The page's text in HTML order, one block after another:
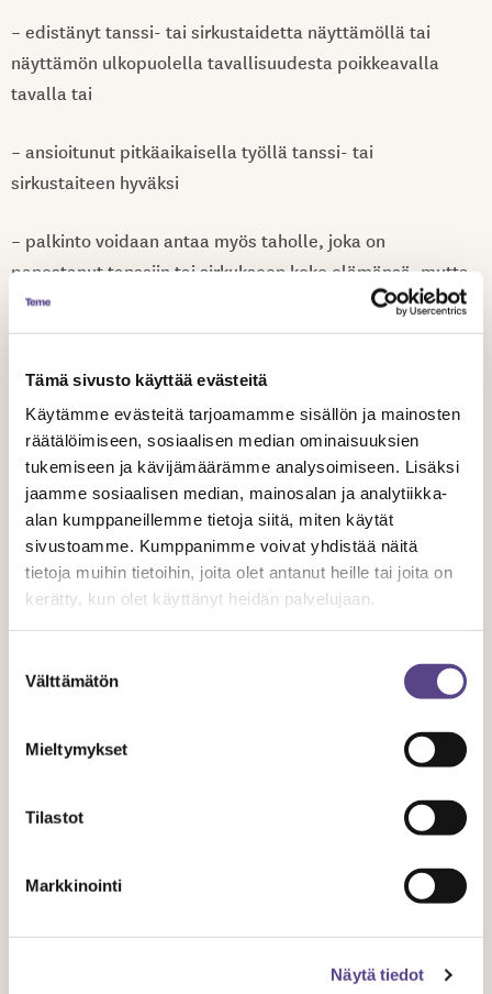
Tämä sivusto käyttää evästeitä
Käytämme evästeitä tarjoamamme sisällön ja mainosten
räätälöimiseen, sosiaalisen median ominaisuuksien
tukemiseen ja kävijämäärämme analysoimiseen. Lisäksi
jaamme sosiaalisen median, mainosalan ja analytiikka-
alan kumppaneillemme tietoja siitä, miten käytät
sivustoamme. Kumppanimme voivat yhdistää näitä
tietoja muihin tietoihin, joita olet antanut heille tai joita on
kerätty, kun olet käyttänyt heidän palvelujaan.
valinta
Välttämätön
Mieltymykset
Tilastot
Markkinointi
Näytä tiedot
– edistänyt tanssi- tai sirkustaidetta näyttämöllä tai
näyttämön ulkopuolella tavallisuudesta poikkeavalla
tavalla tai
– ansioitunut pitkäaikaisella työllä tanssi- tai
sirkustaiteen hyväksi
– palkinto voidaan antaa myös taholle, joka on
panostanut tanssiin tai sirkukseen koko elämänsä, mutta
ei aikaisemmin ole saanut ansaitsemaansa tunnustusta -
kannustamme ehdottamaan eri uransa vaiheissa olevia
mikäli palkintoa ei ole vielä ehdotettavalle taholle
myönnetty
Huom. Perustelujen maksimipituus on 0,5 sivua.
Ehdotukset meilitse viimeistään sunnuntaina 18.2.
mennessä STST:n puheenjohtajalle:sanni.kriikku@teme.fi
Palkinnon saajaa voi ehdottaa kuka tahansa asiasta
kiinnostunut. Jäsenyys Suomen tanssi- ja sirkustaiteilijat
ry:ssä ei ole edellytys ehdotuksen tekemiseksi.
Jaa artikkeli
Tilaa uutiskirje